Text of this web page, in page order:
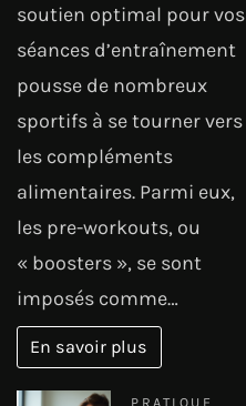
soutien optimal pour vos
séances d’entraînement
pousse de nombreux
sportifs à se tourner vers
les compléments
alimentaires. Parmi eux,
les pre-workouts, ou
« boosters », se sont
imposés comme…
En savoir plus
PRATIQUE